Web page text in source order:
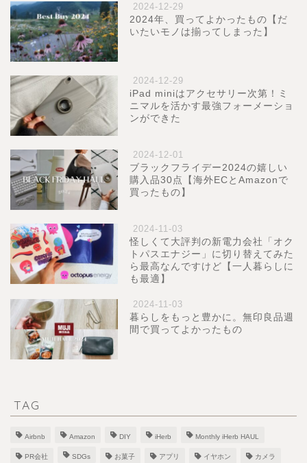
2024-12-29
2024年、買ってよかったもの【だ
いたいモノは揃ってしまった】
2024-12-29
iPad miniはアクセサリー次第！ミ
ニマルを活かす最強フォーメーショ
ンができた
2024-12-01
ブラックフライデー2024の嬉しい
購入品30点【海外ECとAmazonで
買ったもの】
2024-11-03
怪しくて大評判の新電力会社「オク
トパスエナジー」に切り替えてみた
ら最高なんですけど【一人暮らしに
も最適】
2024-11-03
暮らしをもっと豊かに。無印良品週
間で買ってよかったもの
TAG
Airbnb Amazon DIY iHerb Monthly iHerb HAUL
PR会社 SDGs お菓子 アプリ イヤホン カメラ